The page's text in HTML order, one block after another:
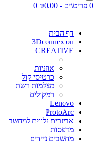
0 פריט\ים - ₪0.00 0
דף הבית
3Dconnexion
CREATIVE
אוזניות
כרטיסי קול
מצלמות רשת
רמקולים
Lenovo
ProtoArc
אביזרים נלווים למחשב
מדפסות
מחשבים ניידים